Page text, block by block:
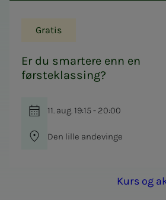
Gratis
Er du smartere enn en
førsteklassing?
11. aug. 19:15 - 20:00
Den lille andevinge
Kurs og